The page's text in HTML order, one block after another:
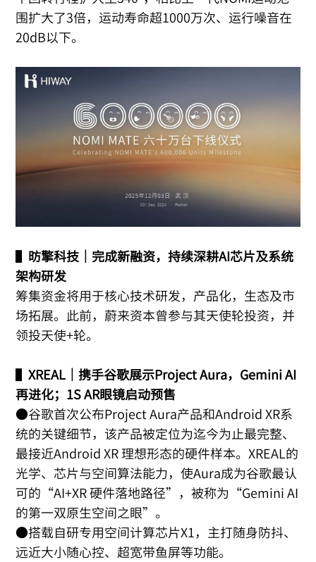
围扩大了3倍，运动寿命超1000万次、运行噪音在
20dB以下。
▌ 昉擎科技｜完成新融资，持续深耕AI芯片及系统
架构研发
筹集资金将用于核心技术研发，产品化，生态及市
场拓展。此前，蔚来资本曾参与其天使轮投资，并
领投天使+轮。
▌XREAL｜携手谷歌展示Project Aura，Gemini AI
再进化；1S AR眼镜启动预售
●谷歌首次公布Project Aura产品和Android XR系
统的关键细节，该产品被定位为迄今为止最完整、
最接近Android XR 理想形态的硬件样本。XREAL的
光学、芯片与空间算法能力，使Aura成为谷歌最认
可的“AI+XR 硬件落地路径”，被称为“Gemini AI
的第一双原生空间之眼”。
●搭载自研专用空间计算芯片X1，主打随身防抖、
远近大小随心控、超宽带鱼屏等功能。